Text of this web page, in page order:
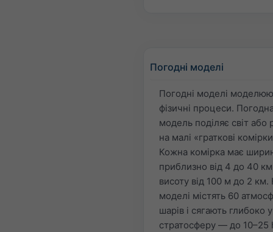
Погодні моделі
Погодні моделі
фізичні процеси.
модель поділяє світ або
на малі «граткові
Кожна комірка має
приблизно від 4 до 40 км
висоту від 100 м до 2 км.
моделі містять 60
шарів і сягають глибоко у
стратосферу — до 10–25